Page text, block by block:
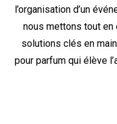
l’organisation d’un
nous mettons tout
solutions clés en
pour parfum qui élève